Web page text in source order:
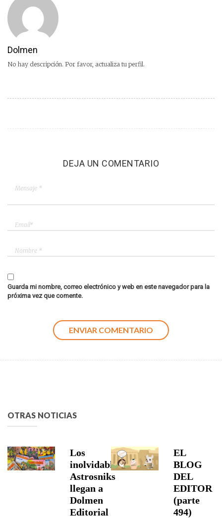
Dolmen
No hay descripción. Por favor, actualiza tu perfil.
DEJA UN COMENTARIO
Guarda mi nombre, correo electrónico y web en este navegador para la
próxima vez que comente.
OTRAS NOTICIAS
Los
inolvidables
Astrosniks
llegan a
Dolmen
Editorial
EL
BLOG
DEL
EDITOR
(parte
494)